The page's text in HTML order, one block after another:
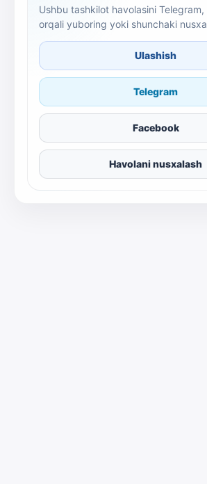
Ushbu tashkilot havolasini
orqali yuboring yoki shunchaki
Ulashish
Telegram
Facebook
Havolani nusxalash